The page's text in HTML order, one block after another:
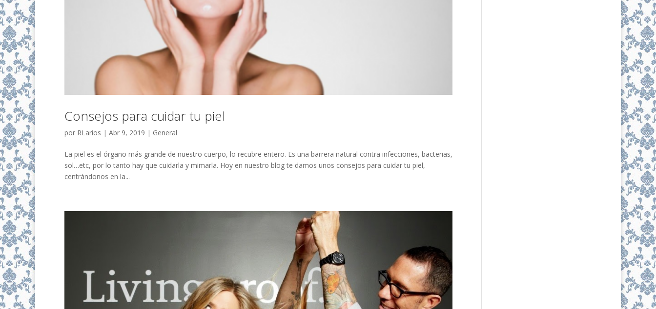
Consejos para cuidar tu piel
por RLarios | Abr 9, 2019 | General
La piel es el órgano más grande de nuestro cuerpo, lo recubre entero. Es una barrera natural contra infecciones, bacterias,
sol…etc, por lo tanto hay que cuidarla y mimarla. Hoy en nuestro blog te damos unos consejos para cuidar tu piel,
centrándonos en la...